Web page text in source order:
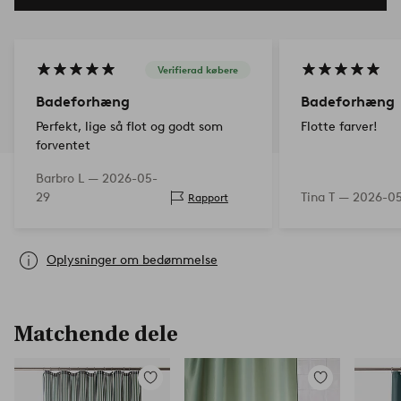
Verifierad købere
Badeforhæng
Perfekt, lige så flot og godt som
forventet
Barbro L — 2026-05-
29
Rapport
Badeforhæng
Flotte farver!
Tina T — 2026-
Oplysninger om bedømmelse
Matchende dele
Tilføj
til
Tilføj